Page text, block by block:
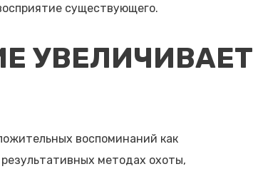
существующего.
УВЕЛИЧИВАЕТ
воспоминаний как
методах охоты,